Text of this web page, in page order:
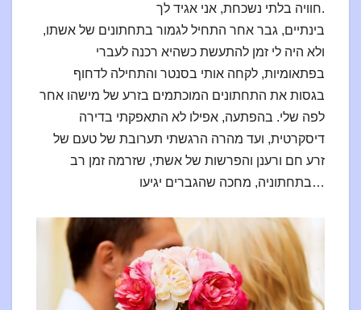
חוויה בלתי נשכחת, אני אגיד לך.
בינתיים, גבר אחר התחיל לגמור בתחתונים של אשתו,
ולא היה לי זמן להתעשת כשהיא רכנה לעברי
בפתאומיות, לקחה אותי בסנטר והתחילה לדחוף
בגסות את התחתונים המוכתמים בזרע של מישהו אחר
לפה שלי. בהפתעה, אפילו לא התאפקתי בדירה
דיסקרטית, ועד מהרה הרגשתי תערובת של טעם של
זרע חם ורענן והפרשות של אשתי, שזרמה זמן רב
בתחתוניה, מחכה שהגברים יגיעו…